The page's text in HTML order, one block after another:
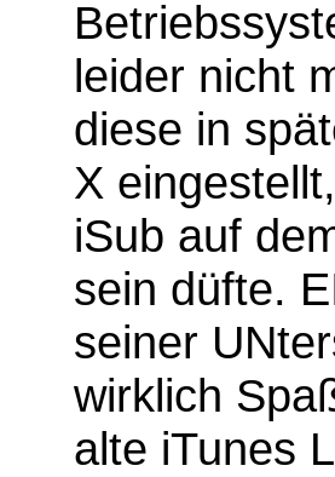
leider nicht
diese in
X
iSub auf
sein düfte.
seiner
wirklich
alte iTunes